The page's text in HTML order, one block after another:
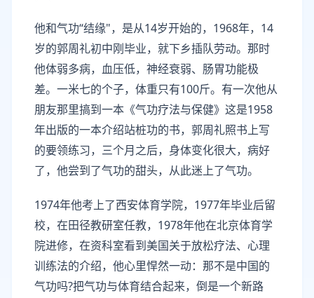
他和气功“结缘"，是从14岁开始的，1968年，14
岁的郭周礼初中刚毕业，就下乡插队劳动。那时
他体弱多病，血压低，神经衰弱、肠胃功能极
差。一米七的个子，体重只有100斤。有一次他从
朋友那里搞到一本《气功疗法与保健》这是1958
年出版的一本介绍站桩功的书，郭周礼照书上写
的要领练习，三个月之后，身体变化很大，病好
了，他尝到了气功的甜头，从此迷上了气功。
1974年他考上了西安体育学院，1977年毕业后留
校，在田径教研室任教，1978年他在北京体育学
院进修，在资科室看到美国关于放松疗法、心理
训练法的介绍，他心里悍然一动：那不是中国的
气功吗?把气功与体育结合起来，倒是一个新路